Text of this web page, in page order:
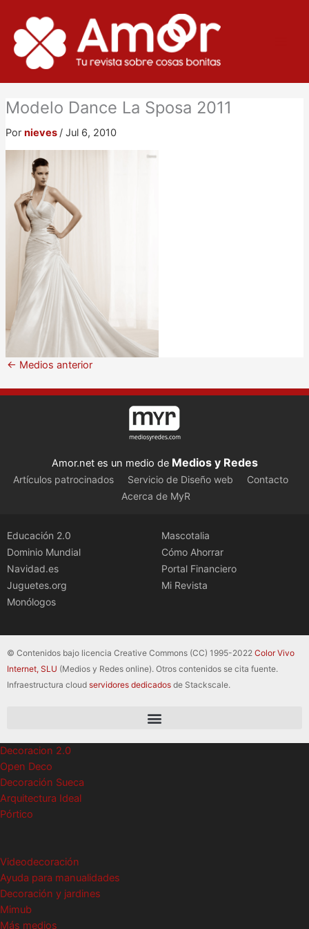
contenido
Modelo Dance La Sposa 2011
Por nieves / Jul 6, 2010
← Medios anterior
Amor.net es un medio de Medios y Redes
Artículos patrocinados Servicio de Diseño web
Contacto
Acerca de MyR
Educación 2.0
Dominio Mundial
Navidad.es
Juguetes.org
Monólogos
Mascotalia
Cómo Ahorrar
Portal Financiero
Mi Revista
© Contenidos bajo licencia Creative Commons (CC) 1995-2022 Color Vivo
Internet, SLU (Medios y Redes online). Otros contenidos se cita fuente.
Infraestructura cloud servidores dedicados de Stackscale.
Decoracion 2.0
Open Deco
Decoración Sueca
Arquitectura Ideal
Pórtico
Videodecoración
Ayuda para manualidades
Decoración y jardines
Mimub
Más medios